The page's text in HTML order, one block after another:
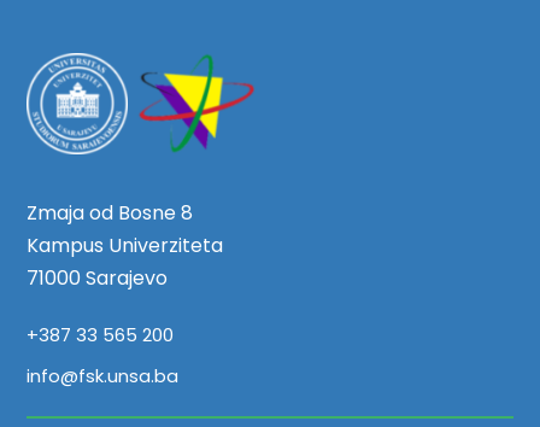
Zmaja od Bosne 8
Kampus Univerziteta
71000 Sarajevo
+387 33 565 200
info@fsk.unsa.ba